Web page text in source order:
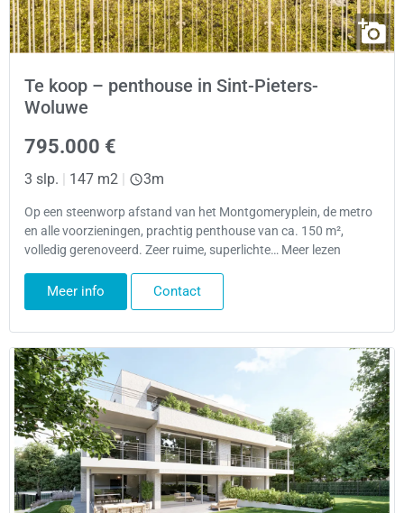
Te koop – penthouse in Sint-Pieters-
Woluwe
795.000 €
3 slp. | 147 m2 | 3m
Op een steenworp afstand van het Montgomeryplein, de metro
en alle voorzieningen, prachtig penthouse van ca. 150 m²,
volledig gerenoveerd. Zeer ruime, superlichte… Meer lezen
Meer info Contact